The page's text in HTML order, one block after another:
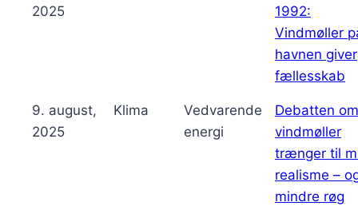
2025
1992:
Vindmøller
havnen giver
fællesskab
9. august,
2025
Klima
Vedvarende
energi
Debatten om
vindmøller
trænger til
realisme –
mindre røg